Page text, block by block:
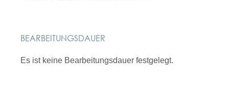
BEARBEITUNGSDAUER
Es ist keine Bearbeitungsdauer festgelegt.